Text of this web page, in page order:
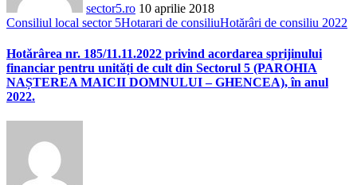
sector5.ro 10 aprilie 2018
Consiliul local sector 5Hotarari de consiliuHotărâri de consiliu 2022
Hotărârea nr. 185/11.11.2022 privind acordarea sprijinului
financiar pentru unități de cult din Sectorul 5 (PAROHIA
NAȘTEREA MAICII DOMNULUI – GHENCEA), în anul
2022.